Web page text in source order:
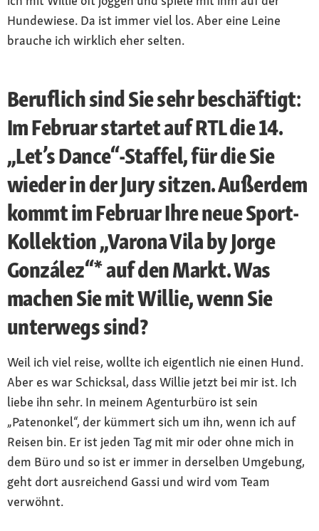
Hundewiese. Da ist immer viel los. Aber eine Leine
brauche ich wirklich eher selten.
Beruflich sind Sie sehr beschäftigt:
Im Februar startet auf RTL die 14.
„Let’s Dance“-Staffel, für die Sie
wieder in der Jury sitzen. Außerdem
kommt im Februar Ihre neue Sport-
Kollektion „Varona Vila by Jorge
González“* auf den Markt. Was
machen Sie mit Willie, wenn Sie
unterwegs sind?
Weil ich viel reise, wollte ich eigentlich nie einen Hund.
Aber es war Schicksal, dass Willie jetzt bei mir ist. Ich
liebe ihn sehr. In meinem Agenturbüro ist sein
„Patenonkel“, der kümmert sich um ihn, wenn ich auf
Reisen bin. Er ist jeden Tag mit mir oder ohne mich in
dem Büro und so ist er immer in derselben Umgebung,
geht dort ausreichend Gassi und wird vom Team
verwöhnt.